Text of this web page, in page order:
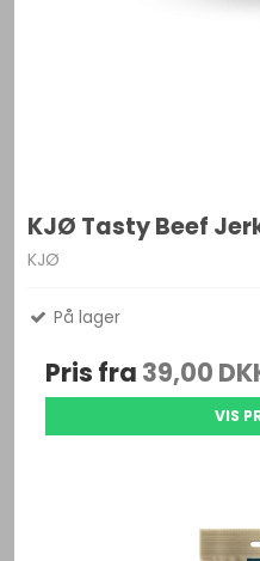
KJØ Tasty Beef
KJØ
På lager
Pris fra 39,00
VIS